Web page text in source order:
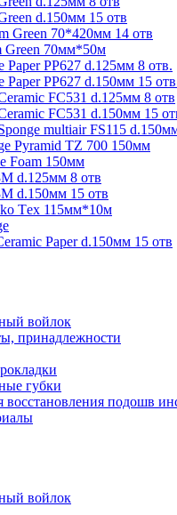
d.150мм 15 отв
Green 70*420мм 14 отв
Green 70мм*50м
Paper PP627 d.125мм 8 отв.
Paper PP627 d.150мм 15
FC531 d.125мм 8 отв
FC531 d.150мм 15
multiair FS115
Pyramid TZ 700 150мм
Foam 150мм
d.125мм 8 отв
d.150мм 15 отв
Tех 115мм*10м
Paper d.150мм 15 отв
войлок
принадлежности
губки
восстановления подошв
войлок